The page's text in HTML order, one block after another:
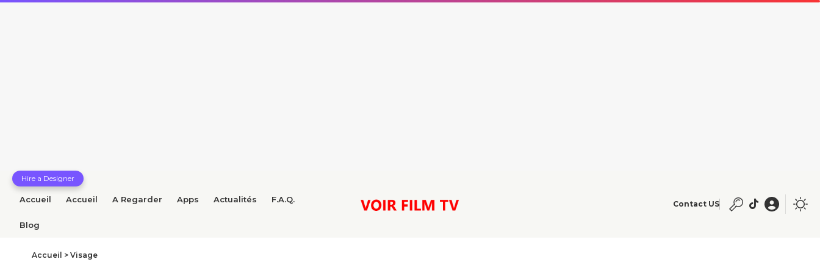
Hire a Designer
Accueil Accueil A Regarder Apps Actualités F.A.Q.
Blog
Contact US
Accueil > Visage